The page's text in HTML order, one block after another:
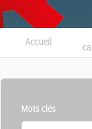
Accueil
Mots clés